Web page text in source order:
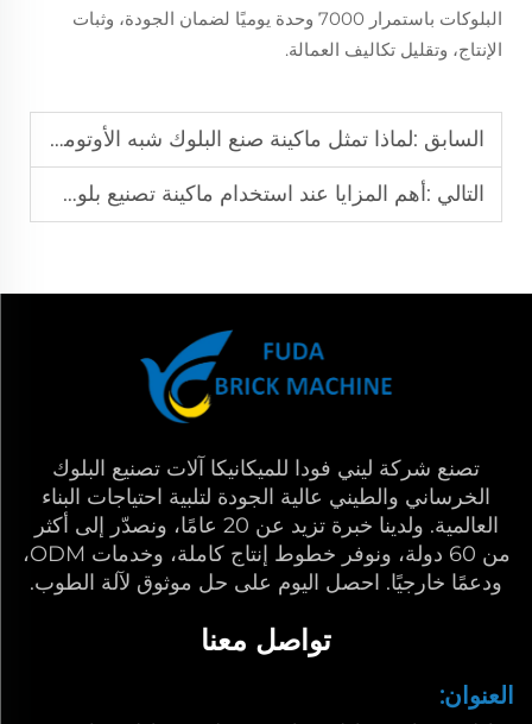
البلوكات باستمرار 7000 وحدة يوميًا لضمان الجودة، وثبات
الإنتاج، وتقليل تكاليف العمالة.
السابق :لماذا تمثل ماكينة صنع البلوك شبه الأوتوماتيكية خيارًا ذكيًا للشركات الناشئة
التالي :أهم المزايا عند استخدام ماكينة تصنيع بلوك شبه أتوماتيكية في إنتاج الطوب
تصنع شركة ليني فودا للميكانيكا آلات تصنيع البلوك
الخرساني والطيني عالية الجودة لتلبية احتياجات البناء
العالمية. ولدينا خبرة تزيد عن 20 عامًا، ونصدّر إلى أكثر
من 60 دولة، ونوفر خطوط إنتاج كاملة، وخدمات ODM،
ودعمًا خارجيًا. احصل اليوم على حل موثوق لآلة الطوب.
تواصل معنا
العنوان: